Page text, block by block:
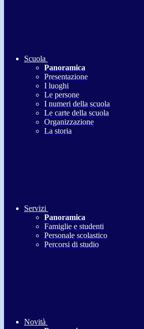
Scuola
Panoramica
Presentazione
I luoghi
Le persone
I numeri della scuola
Le carte della scuola
Organizzazione
La storia
Servizi
Panoramica
Famiglie e studenti
Personale scolastico
Percorsi di studio
Novità